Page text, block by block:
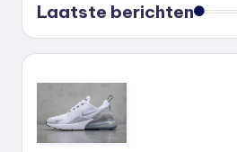
Laatste berichten